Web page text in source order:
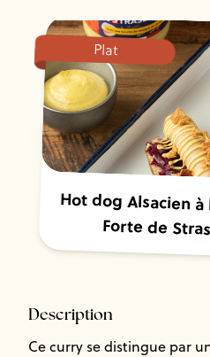
Plat
Hot dog Alsacien
Forte de
Description
Ce curry se distingue par